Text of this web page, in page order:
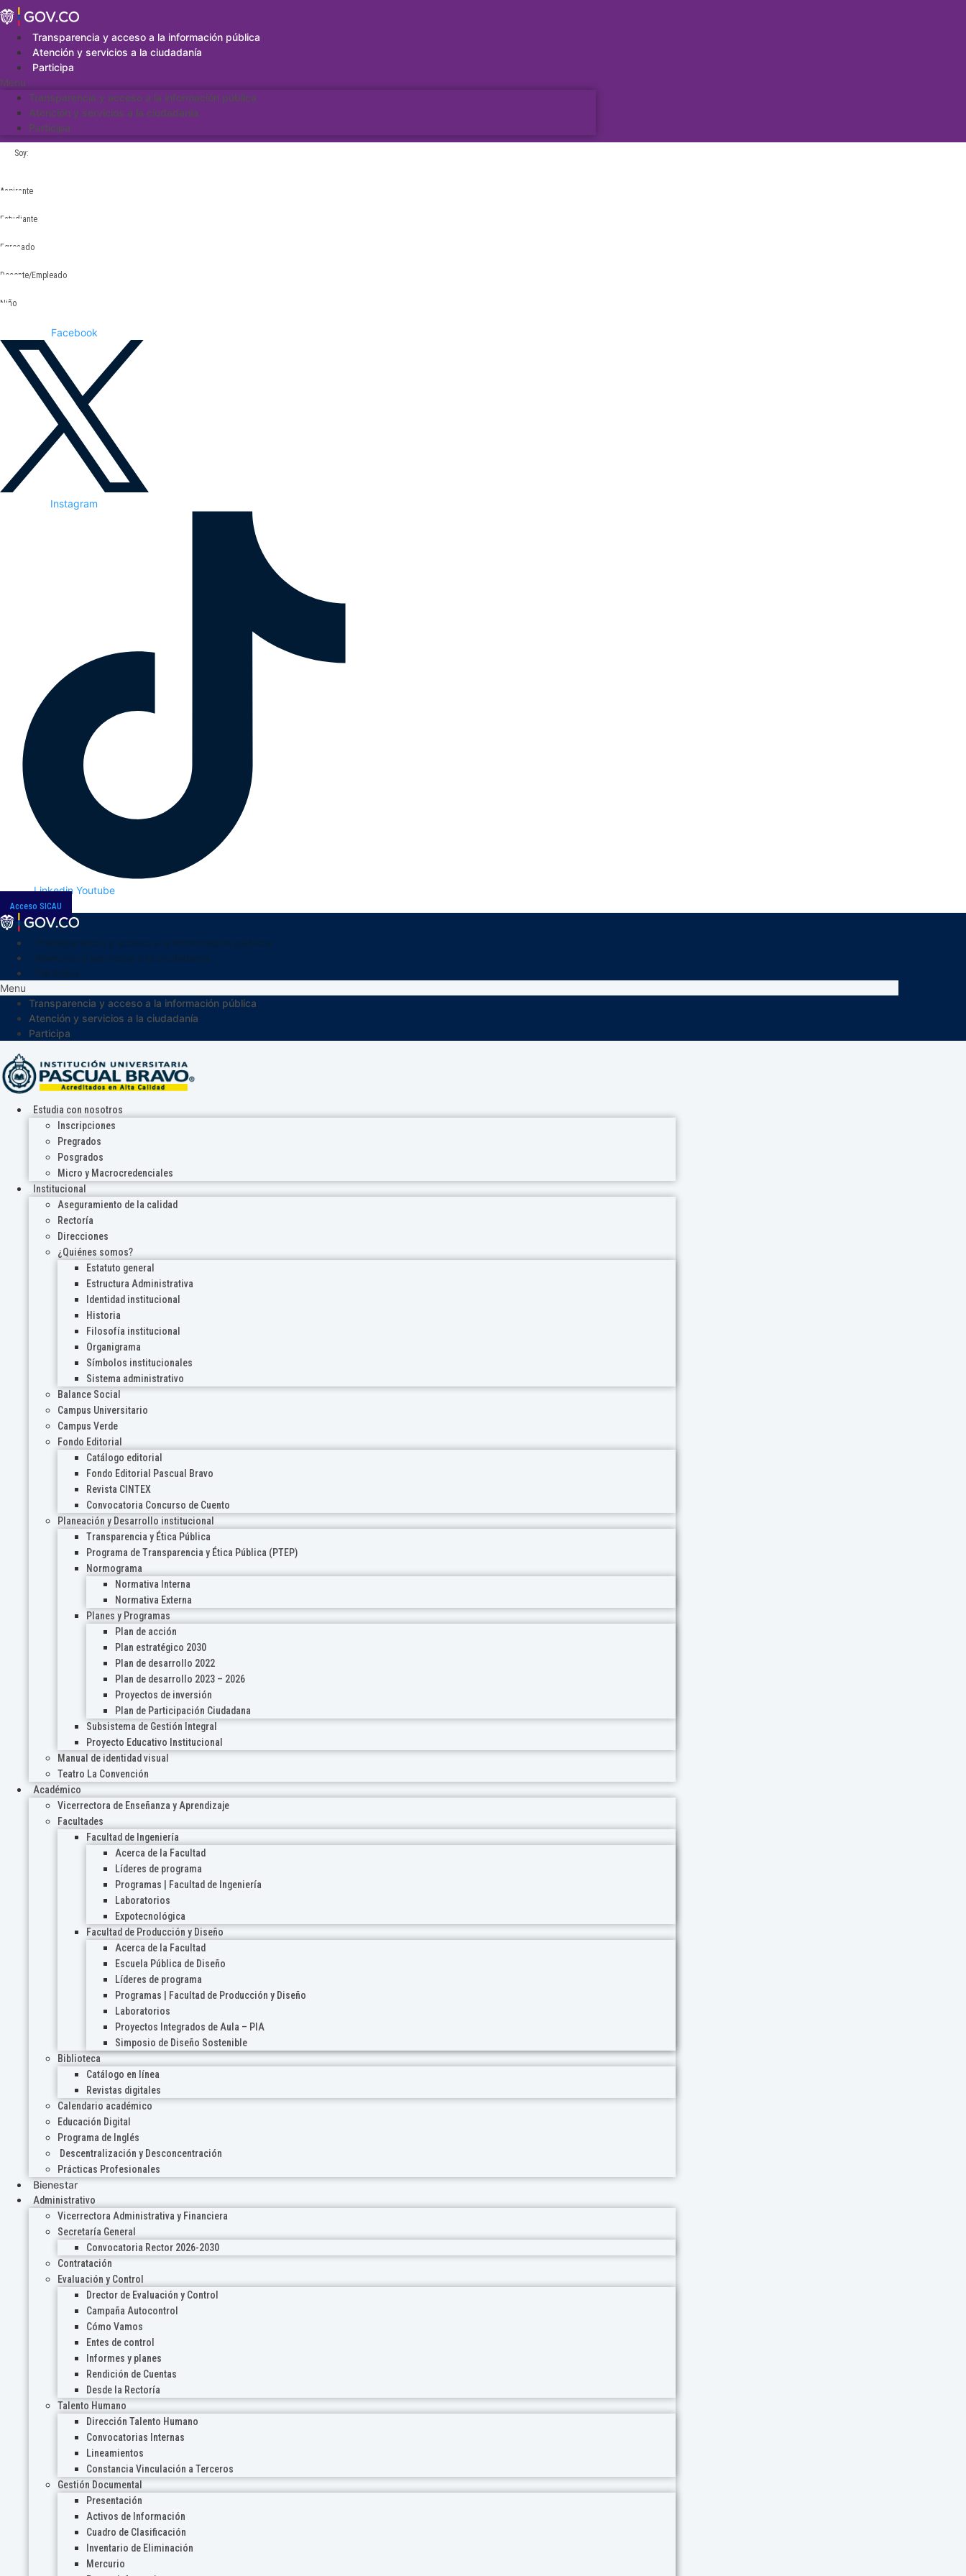
Saltar
al
contenidoTransparencia y acceso a la información pública
Atención y servicios a la ciudadanía
Participa
Menu
Transparencia y acceso a la información pública
Atención y servicios a la ciudadanía
Participa
Soy:
Aspirante
Estudiante
Egresado
Docente/Empleado
Niño
Facebook
Instagram
Linkedin Youtube
Acceso SICAU
Menu
Transparencia y acceso a la información pública
Atención y servicios a la ciudadanía
Participa
Estudia con nosotros
Inscripciones
Pregrados
Posgrados
Micro y Macrocredenciales
Institucional
Aseguramiento de la calidad
Rectoría
Direcciones
¿Quiénes somos?
Estatuto general
Estructura Administrativa
Identidad institucional
Historia
Filosofía institucional
Organigrama
Símbolos institucionales
Sistema administrativo
Balance Social
Campus Universitario
Campus Verde
Fondo Editorial
Catálogo editorial
Fondo Editorial Pascual Bravo
Revista CINTEX
Convocatoria Concurso de Cuento
Planeación y Desarrollo institucional
Transparencia y Ética Pública
Programa de Transparencia y Ética Pública (PTEP)
Normograma
Normativa Interna
Normativa Externa
Planes y Programas
Plan de acción
Plan estratégico 2030
Plan de desarrollo 2022
Plan de desarrollo 2023 – 2026
Proyectos de inversión
Plan de Participación Ciudadana
Subsistema de Gestión Integral
Proyecto Educativo Institucional
Manual de identidad visual
Teatro La Convención
Académico
Vicerrectora de Enseñanza y Aprendizaje
Facultades
Facultad de Ingeniería
Acerca de la Facultad
Líderes de programa
Programas | Facultad de Ingeniería
Laboratorios
Expotecnológica
Facultad de Producción y Diseño
Acerca de la Facultad
Escuela Pública de Diseño
Líderes de programa
Programas | Facultad de Producción y Diseño
Laboratorios
Proyectos Integrados de Aula – PIA
Simposio de Diseño Sostenible
Biblioteca
Catálogo en línea
Revistas digitales
Calendario académico
Educación Digital
Programa de Inglés
Descentralización y Desconcentración
Prácticas Profesionales
Bienestar
Administrativo
Vicerrectora Administrativa y Financiera
Secretaría General
Convocatoria Rector 2026-2030
Contratación
Evaluación y Control
Drector de Evaluación y Control
Campaña Autocontrol
Cómo Vamos
Entes de control
Informes y planes
Rendición de Cuentas
Desde la Rectoría
Talento Humano
Dirección Talento Humano
Convocatorias Internas
Lineamientos
Constancia Vinculación a Terceros
Gestión Documental
Presentación
Activos de Información
Cuadro de Clasificación
Inventario de Eliminación
Mercurio